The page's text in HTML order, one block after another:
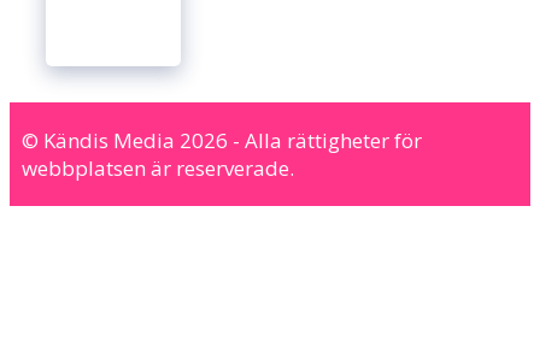
© Kändis Media 2026 - Alla rättigheter för
webbplatsen är reserverade.